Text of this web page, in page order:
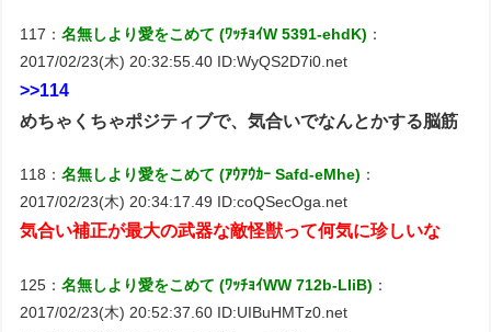
117：名無しより愛をこめて (ﾜｯﾁｮｲW 5391-ehdK) ：
2017/02/23(木) 20:32:55.40 ID:WyQS2D7i0.net
>>114
めちゃくちゃポジティブで、気合いでなんとかする脳筋
118：名無しより愛をこめて (ｱｳｱｳｶｰ Safd-eMhe) ：
2017/02/23(木) 20:34:17.49 ID:coQSecOga.net
気合い補正が最大の武器な敵怪獣って何気に珍しいな
125：名無しより愛をこめて (ﾜｯﾁｮｲWW 712b-LIiB) ：
2017/02/23(木) 20:52:37.60 ID:UIBuHMTz0.net